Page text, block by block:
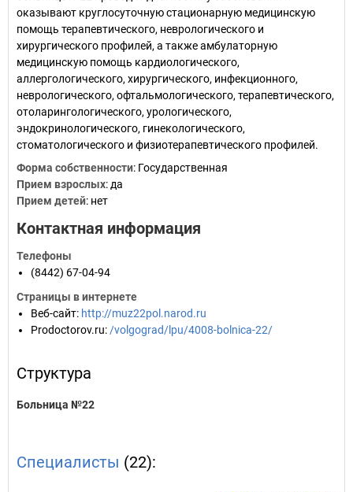
оказывают круглосуточную стационарную медицинскую
помощь терапевтического, неврологического и
хирургического профилей, а также амбулаторную
медицинскую помощь кардиологического,
аллергологического, хирургического, инфекционного,
неврологического, офтальмологического, терапевтического,
отоларингологического, урологического,
эндокринологического, гинекологического,
стоматологического и физиотерапевтического профилей.
Форма собственности: Государственная
Прием взрослых: да
Прием детей: нет
Контактная информация
Телефоны
(8442) 67-04-94
Страницы в интернете
Веб-сайт: http://muz22pol.narod.ru
Prodoctorov.ru: /volgograd/lpu/4008-bolnica-22/
Структура
Больница №22
Специалисты (22):